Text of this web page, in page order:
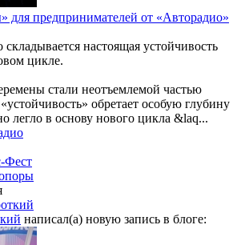
для предпринимателей от «Авторадио»
настоящая устойчивость
цикле.
стали неотъемлемой частью
обретает особую глубину
легло в основу нового цикла &laq...
Фест
написал(а) новую запись в блоге: